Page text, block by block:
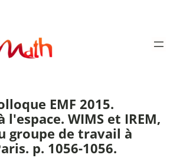
EMF 2015.
l'espace. WIMS et IREM,
groupe de travail à
p. 1056-1056.